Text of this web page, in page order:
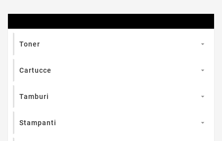
Toner 
Cartucce 
Tamburi 
Stampanti 